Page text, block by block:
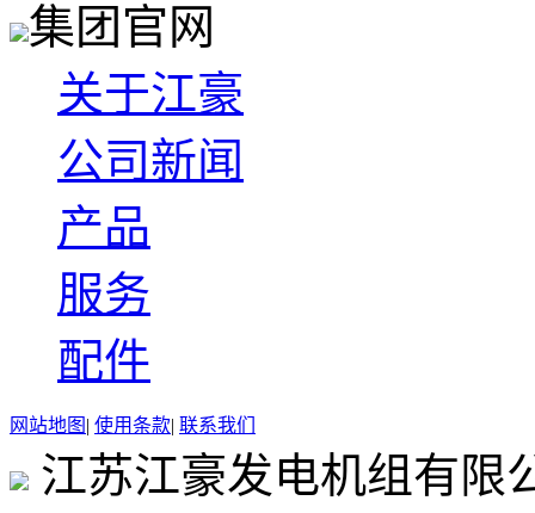
集团官网
关于江豪
公司新闻
产品
服务
配件
网站地图 | 使用条款| 联系我们
江苏江豪发电机组有